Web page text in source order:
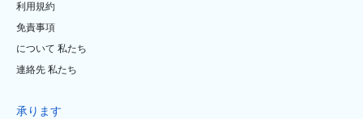
利用規約
免責事項
について 私たち
連絡先 私たち
承ります